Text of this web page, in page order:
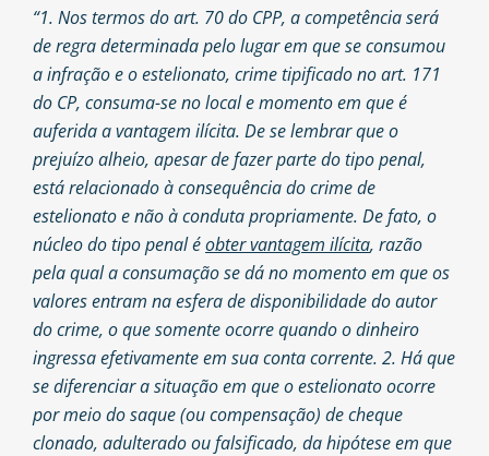
“1. Nos termos do art. 70 do CPP, a competência será
de regra determinada pelo lugar em que se consumou
a infração e o estelionato, crime tipificado no art. 171
do CP, consuma-se no local e momento em que é
auferida a vantagem ilícita. De se lembrar que o
prejuízo alheio, apesar de fazer parte do tipo penal,
está relacionado à consequência do crime de
estelionato e não à conduta propriamente. De fato, o
núcleo do tipo penal éobter vantagem ilícita, razão
pela qual a consumação se dá no momento em que os
valores entram na esfera de disponibilidade do autor
do crime, o que somente ocorre quando o dinheiro
ingressa efetivamente em sua conta corrente. 2. Há que
se diferenciar a situação em que o estelionato ocorre
por meio do saque (ou compensação) de cheque
clonado, adulterado ou falsificado, da hipótese em que